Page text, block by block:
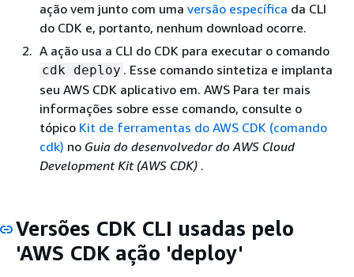
ação vem junto com uma versão específica da CLI
do CDK e, portanto, nenhum download ocorre.
A ação usa a CLI do CDK para executar o comando
cdk deploy . Esse comando sintetiza e implanta
seu AWS CDK aplicativo em. AWS Para ter mais
informações sobre esse comando, consulte o
tópico Kit de ferramentas do AWS CDK (comando
cdk) no Guia do desenvolvedor do AWS Cloud
Development Kit (AWS CDK) .
Versões CDK CLI usadas pelo
'AWS CDK ação 'deploy'